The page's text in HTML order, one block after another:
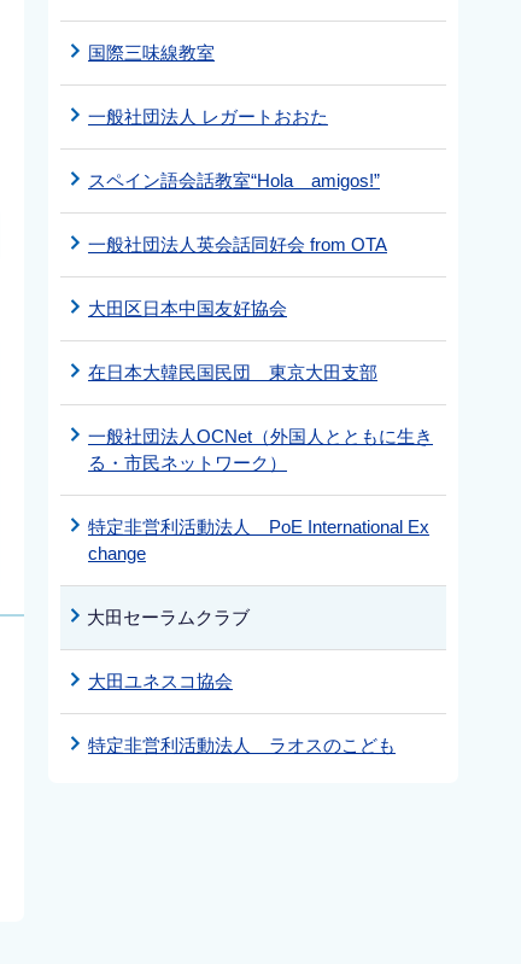
国際三味線教室
一般社団法人 レガートおおた
スペイン語会話教室“Hola amigos!”
一般社団法人英会話同好会 from OTA
大田区日本中国友好協会
在日本大韓民国民団 東京大田支部
一般社団法人OCNet（外国人とともに生き
る・市民ネットワーク）
特定非営利活動法人 PoE International Ex
change
大田セーラムクラブ
大田ユネスコ協会
特定非営利活動法人 ラオスのこども